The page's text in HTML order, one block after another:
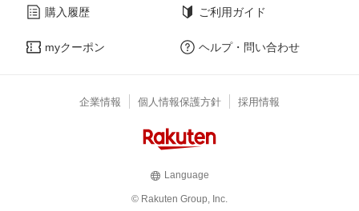
購入履歴
myクーポン
ご利用ガイド
ヘルプ・問い合わせ
企業情報 個人情報保護方針 採用情報
Language
© Rakuten Group, Inc.